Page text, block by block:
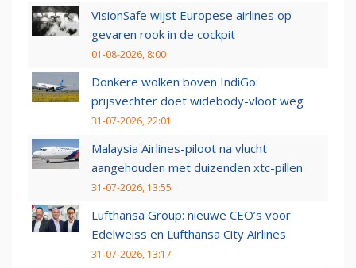
VisionSafe wijst Europese airlines op
gevaren rook in de cockpit
01-08-2026, 8:00
Donkere wolken boven IndiGo:
prijsvechter doet widebody-vloot weg
31-07-2026, 22:01
Malaysia Airlines-piloot na vlucht
aangehouden met duizenden xtc-pillen
31-07-2026, 13:55
Lufthansa Group: nieuwe CEO’s voor
Edelweiss en Lufthansa City Airlines
31-07-2026, 13:17